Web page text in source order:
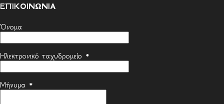
ΕΠΙΚΟΙΝΩΝΙΑ
Όνομα
Ηλεκτρονικό ταχυδρομείο *
Μήνυμα *